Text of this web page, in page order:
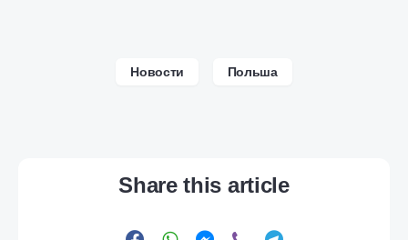
Новости Польша
Share this article